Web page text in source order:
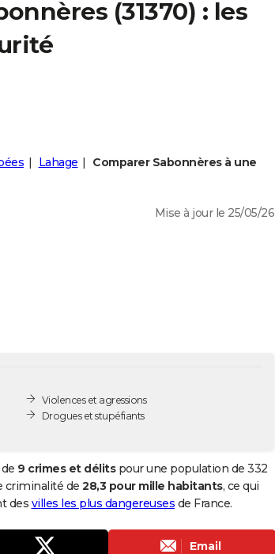
(31370) : les
Lahage
Comparer Sabonnères à une
Mise à jour le 25/05/26
Violences et agressions
Drogues et stupéfiants
9 crimes et délitspour une population de 332
criminalité de 28,3 pour mille habitants, ce qui
des villes les plus dangereuses de France.
Email